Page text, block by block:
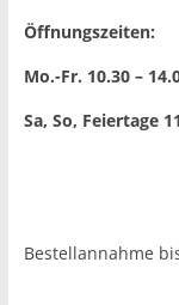
Öffnungszeiten:
Mo.-Fr. 10.30 –
Sa, So, Feiertage
Bestellannahme